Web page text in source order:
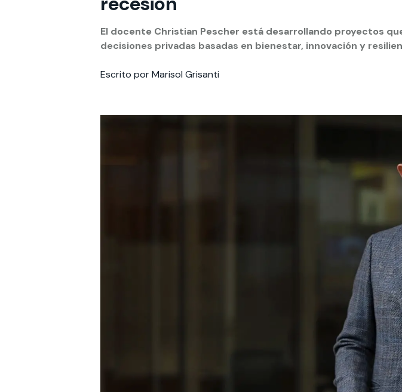
Te puede interesar:International studentsFacultades
Te puede interesar:Explora el campus UandesNoticias estudiantiles
El docente Christian Pescher está desarrollando proyectos
decisiones privadas basadas en bienestar, innovación y
Escrito por Marisol Grisanti